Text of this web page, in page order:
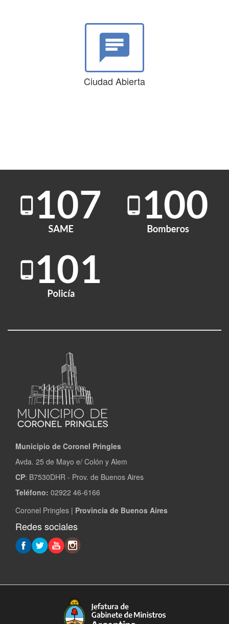
chat
Ciudad Abierta
Municipio de Coronel Pringles
Avda. 25 de Mayo e/ Colón y Alem
CP: B7530DHR - Prov. de Buenos Aires
Teléfono: 02922 46-6166
Coronel Pringles | Provincia de Buenos Aires
Redes sociales